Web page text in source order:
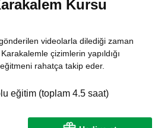
Kursu
videolarla dilediği zaman
çizimlerin yapıldığı
rahatça takip eder.
eğitim (toplam 4.5 saat)